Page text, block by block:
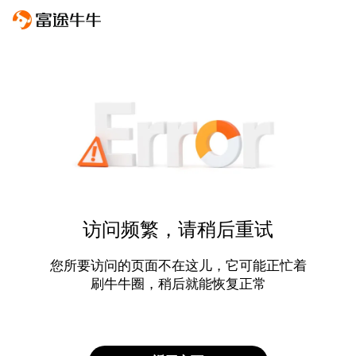
访问频繁，请稍后重试
您所要访问的页面不在这儿，它可能正忙着
刷牛牛圈，稍后就能恢复正常